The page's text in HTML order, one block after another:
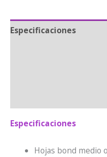
Especificaciones
Especificaciones
Hojas bond medio